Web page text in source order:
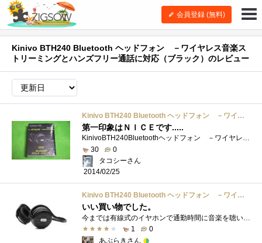
会員登録 (無料)
Kinivo BTH240 Bluetooth ヘッドフォン －ワイヤレス音楽ス
トリーミングとハンズフリー通話に対応（ブラック）のレビュー
Kinivo BTH240 Bluetooth ヘッドフォン －ワイヤレス音楽ストリーミングとハンズフリー通話に対応（ブラック）
第一印象はＮＩＣＥです.....
KinivoBTH240Bluetoothヘッドフォン －ワイヤレス音楽ストリーミングとハンズフリー通話に対応（ブラック）.....というわけでブルートゥースヘッドホ...
30
0
タコシーさん
2014/02/25
Kinivo BTH240 Bluetooth ヘッドフォン －ワイヤレス音楽ストリーミングとハンズフリー通話に対応（ブラック）
いい買い物でした。
1
0
あぶらきさん